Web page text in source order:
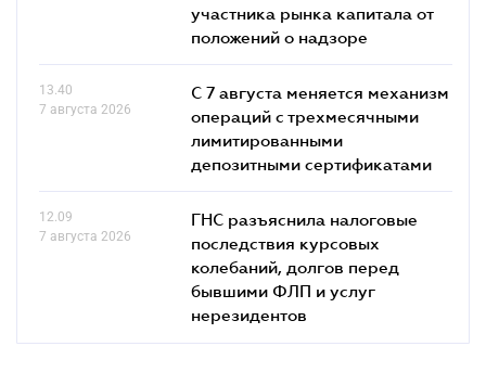
участника рынка капитала от
положений о надзоре
13.40
7 августа 2026
С 7 августа меняется механизм
операций с трехмесячными
лимитированными
депозитными сертификатами
12.09
7 августа 2026
ГНС разъяснила налоговые
последствия курсовых
колебаний, долгов перед
бывшими ФЛП и услуг
нерезидентов